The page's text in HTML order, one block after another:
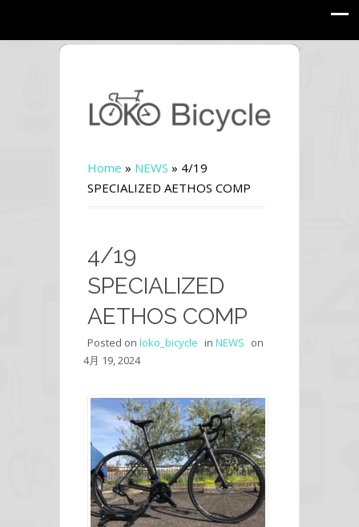
Home » NEWS » 4/19
SPECIALIZED AETHOS COMP
4/19
SPECIALIZED
AETHOS COMP
Posted on loko_bicycle in NEWS on
4月 19, 2024